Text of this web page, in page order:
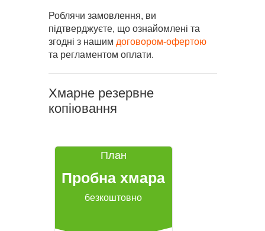
Роблячи замовлення, ви
підтверджуєте, що ознайомлені та
згодні з нашим договором-офертою
та регламентом оплати.
Хмарне резервне
копіювання
План
Пробна хмара
безкоштовно